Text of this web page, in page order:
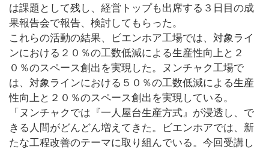
は課題として残し、経営トップも出席する３日目の成
果報告会で報告、検討してもらった。
これらの活動の結果、ビエンホア工場では、対象ライ
ンにおける２０％の工数低減による生産性向上と２
０％のスペース創出を実現した。ヌンチャク工場で
は、対象ラインにおける５０％の工数低減による生産
性向上と２０％のスペース創出を実現している。
「ヌンチャクでは『一人屋台生産方式』が浸透し、で
きる人間がどんどん増えてきた。ビエンホアでは、新
たな工程改善のテーマに取り組んでいる。今回受講し